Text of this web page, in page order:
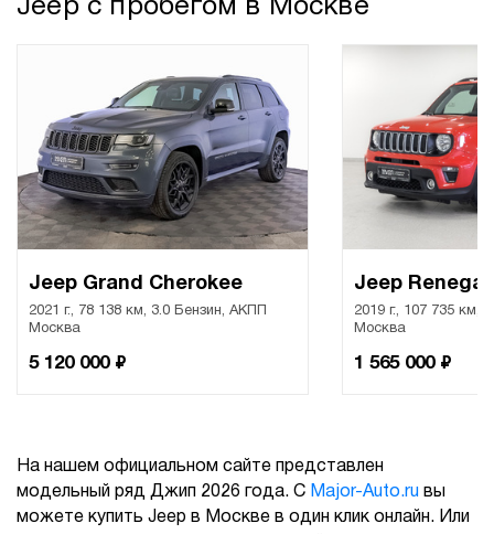
Jeep с пробегом в Москве
Jeep Grand Cherokee
2021 г., 78 138 км, 3.0 Бензин, АКПП
Москва
5 120 000 ₽
Jeep
2019 г., 107 735 км,
Москва
1 565 000 ₽
На нашем официальном сайте представлен
модельный ряд Джип 2026 года. С Major-Auto.ru вы
можете купить Jeep в Москве в один клик онлайн. Или